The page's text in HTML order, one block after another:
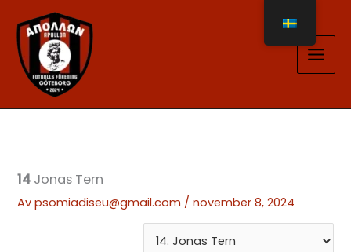
innehåll
14 Jonas Tern
Avpsomiadiseu@gmail.com /november 8, 2024